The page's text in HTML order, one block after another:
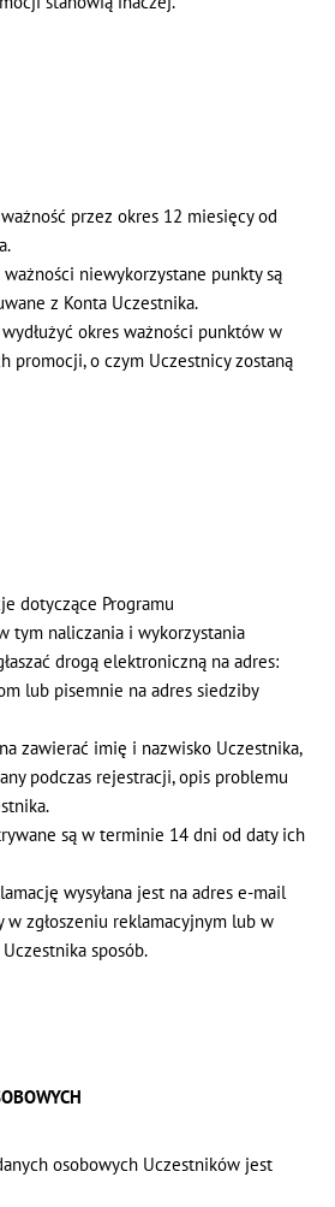
przez okres 12 miesięcy od
ważności niewykorzystane punkty są
z Konta Uczestnika.
okres ważności punktów w
promocji, o czym Uczestnicy zostaną
dotyczące Programu
tym naliczania i wykorzystania
drogą elektroniczną na adres:
lub pisemnie na adres siedziby
zawierać imię i nazwisko Uczestnika,
podczas rejestracji, opis problemu
są w terminie 14 dni od daty ich
wysyłana jest na adres e-mail
w zgłoszeniu reklamacyjnym lub w
sposób.
osobowych Uczestników jest